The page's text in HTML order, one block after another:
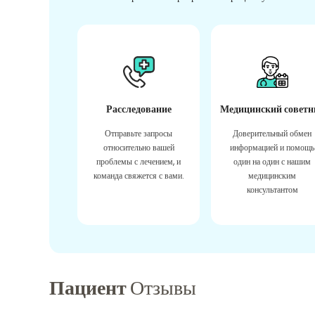
Расследование
Отправьте запросы
относительно вашей
проблемы с лечением, и
команда свяжется с вами.
Медицинский
Доверительный обмен
информацией и помощь
один на один с нашим
медицинским
консультантом
ПациентОтзывы